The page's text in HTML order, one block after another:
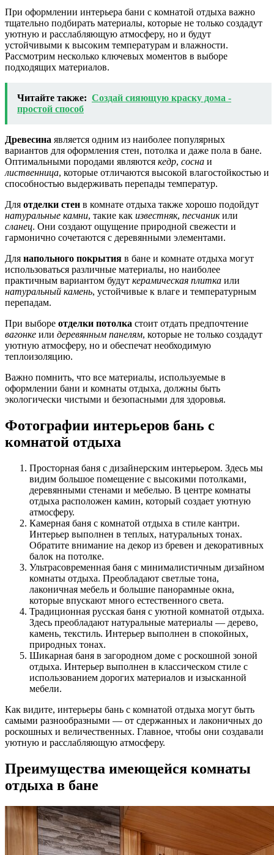
При оформлении интерьера бани с комнатой отдыха важно
тщательно подбирать материалы, которые не только создадут
уютную и расслабляющую атмосферу, но и будут
устойчивыми к высоким температурам и влажности.
Рассмотрим несколько ключевых моментов в выборе
подходящих материалов.
Читайте также: Создай сияющую краску дома -
простой способ
Древесина является одним из наиболее популярных
вариантов для оформления стен, потолка и даже пола в бане.
Оптимальными породами являются кедр, сосна и
лиственница, которые отличаются высокой влагостойкостью и
способностью выдерживать перепады температур.
Для отделки стен в комнате отдыха также хорошо подойдут
натуральные камни, такие как известняк, песчаникили
сланец. Они создают ощущение природной свежести и
гармонично сочетаются с деревянными элементами.
Для напольного покрытия в бане и комнате отдыха могут
использоваться различные материалы, но наиболее
практичным вариантом будут керамическая плитка или
натуральный камень, устойчивые к влаге и температурным
перепадам.
При выборе отделки потолка стоит отдать предпочтение
вагонке или деревянным панелям, которые не только создадут
уютную атмосферу, но и обеспечат необходимую
теплоизоляцию.
Важно помнить, что все материалы, используемые в
оформлении бани и комнаты отдыха, должны быть
экологически чистыми и безопасными для здоровья.
Фотографии интерьеров бань с
комнатой отдыха
Просторная баня с дизайнерским интерьером. Здесь мы
видим большое помещение с высокими потолками,
деревянными стенами и мебелью. В центре комнаты
отдыха расположен камин, который создает уютную
атмосферу.
Камерная баня с комнатой отдыха в стиле кантри.
Интерьер выполнен в теплых, натуральных тонах.
Обратите внимание на декор из бревен и декоративных
балок на потолке.
Ультрасовременная баня с минималистичным дизайном
комнаты отдыха. Преобладают светлые тона,
лаконичная мебель и большие панорамные окна,
которые впускают много естественного света.
Традиционная русская баня с уютной комнатой отдыха.
Здесь преобладают натуральные материалы — дерево,
камень, текстиль. Интерьер выполнен в спокойных,
природных тонах.
Шикарная баня в загородном доме с роскошной зоной
отдыха. Интерьер выполнен в классическом стиле с
использованием дорогих материалов и изысканной
мебели.
Как видите, интерьеры бань с комнатой отдыха могут быть
самыми разнообразными — от сдержанных и лаконичных до
роскошных и величественных. Главное, чтобы они создавали
уютную и расслабляющую атмосферу.
Преимущества имеющейся комнаты
отдыха в бане